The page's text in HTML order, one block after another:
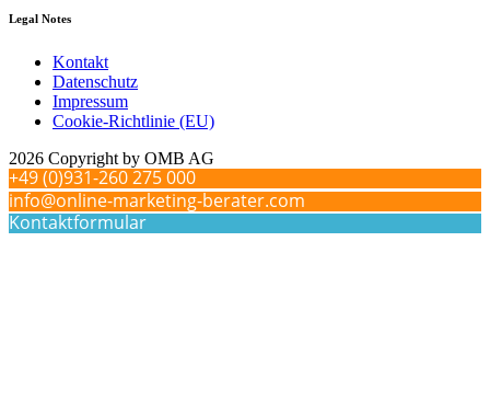
Legal Notes
Kontakt
Datenschutz
Impressum
Cookie-Richtlinie (EU)
2026 Copyright by OMB AG
+49 (0)931-260 275 000
info@online-marketing-berater.com
Kontaktformular